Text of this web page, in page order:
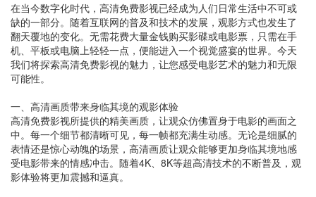
在当今数字化时代，高清免费影视已经成为人们日常生活中不可或
缺的一部分。随着互联网的普及和技术的发展，观影方式也发生了
翻天覆地的变化。无需花费大量金钱购买影碟或电影票，只需在手
机、平板或电脑上轻轻一点，便能进入一个视觉盛宴的世界。今天
我们将探索高清免费影视的魅力，让您感受电影艺术的魅力和无限
可能性。
一、高清画质带来身临其境的观影体验
高清免费影视所提供的精美画质，让观众仿佛置身于电影的画面之
中。每一个细节都清晰可见，每一帧都充满生动感。无论是细腻的
表情还是惊心动魄的场景，高清画质让观众能够更加身临其境地感
受电影带来的情感冲击。随着4K、8K等超高清技术的不断普及，观
影体验将更加震撼和逼真。